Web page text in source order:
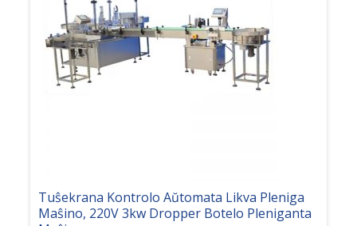
Tuŝekrana Kontrolo Aŭtomata Likva Pleniga
Maŝino, 220V 3kw Dropper Botelo Pleniganta